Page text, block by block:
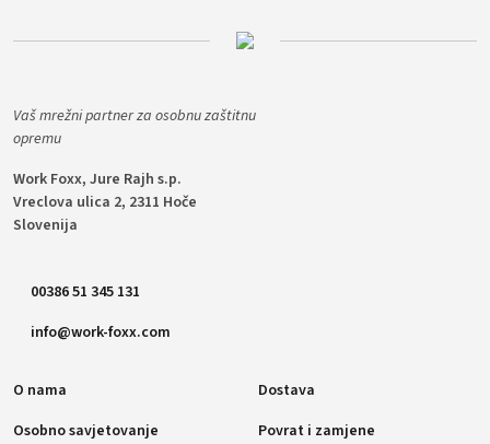
Vaš mrežni partner za osobnu zaštitnu
opremu
Work Foxx, Jure Rajh s.p.
Vreclova ulica 2, 2311 Hoče
Slovenija
00386 51 345 131
info@work-foxx.com
O nama
Osobno savjetovanje
Dostava
Povrat i zamjene